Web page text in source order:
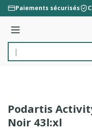
Aller au contenu
Paiements sécurisés
Menu
Rechercher
Podartis
Noir 43l:xl